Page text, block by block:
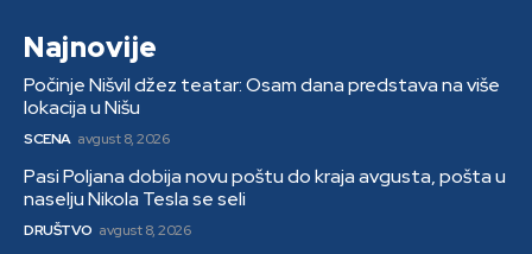
Najnovije
Počinje Nišvil džez teatar: Osam dana predstava na više
lokacija u Nišu
SCENA avgust 8, 2026
Pasi Poljana dobija novu poštu do kraja avgusta, pošta u
naselju Nikola Tesla se seli
DRUŠTVO avgust 8, 2026